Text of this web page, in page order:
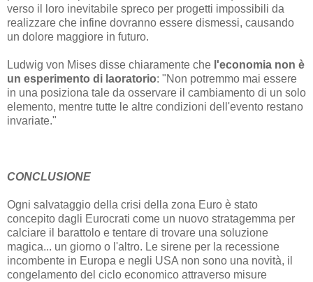
verso il loro inevitabile spreco per progetti impossibili da
realizzare che infine dovranno essere dismessi, causando
un dolore maggiore in futuro.
Ludwig von Mises disse chiaramente che l'economia non è
un esperimento di laoratorio: "Non potremmo mai essere
in una posiziona tale da osservare il cambiamento di un solo
elemento, mentre tutte le altre condizioni dell'evento restano
invariate."
CONCLUSIONE
Ogni salvataggio della crisi della zona Euro è stato
concepito dagli Eurocrati come un nuovo stratagemma per
calciare il barattolo e tentare di trovare una soluzione
magica... un giorno o l'altro. Le sirene per la recessione
incombente in Europa e negli USA non sono una novità, il
congelamento del ciclo economico attraverso misure